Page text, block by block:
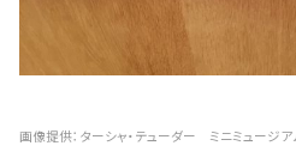
画像提供：ターシャ・テューダー ミニミュージア